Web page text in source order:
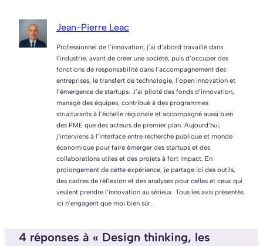
Jean-Pierre Leac
Professionnel de l’innovation, j’ai d’abord travaillé dans
l’industrie, avant de créer une société, puis d’occuper des
fonctions de responsabilité dans l’accompagnement des
entreprises, le transfert de technologie, l’open innovation et
l’émergence de startups. J’ai piloté des fonds d’innovation,
managé des équipes, contribué à des programmes
structurants à l’échelle régionale et accompagné aussi bien
des PME que des acteurs de premier plan. Aujourd’hui,
j’interviens à l’interface entre recherche publique et monde
économique pour faire émerger des startups et des
collaborations utiles et des projets à fort impact. En
prolongement de cette expérience, je partage ici des outils,
des cadres de réflexion et des analyses pour celles et ceux qui
veulent prendre l’innovation au sérieux. Tous les avis présentés
ici n’engagent que moi bien sûr.
4 réponses à « Design thinking, les